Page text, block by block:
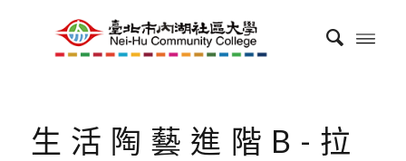
生活陶藝進階B-拉